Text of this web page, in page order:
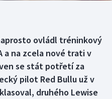
ovládl tréninkový
a na zcela nové trati v
se stát potřetí za
pilot Red Bullu už v
druhého Lewise